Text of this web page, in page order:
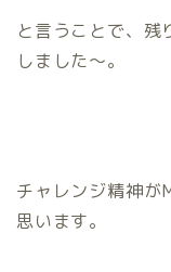
と言うことで、残
しました〜。
チャレンジ精神が
思います。